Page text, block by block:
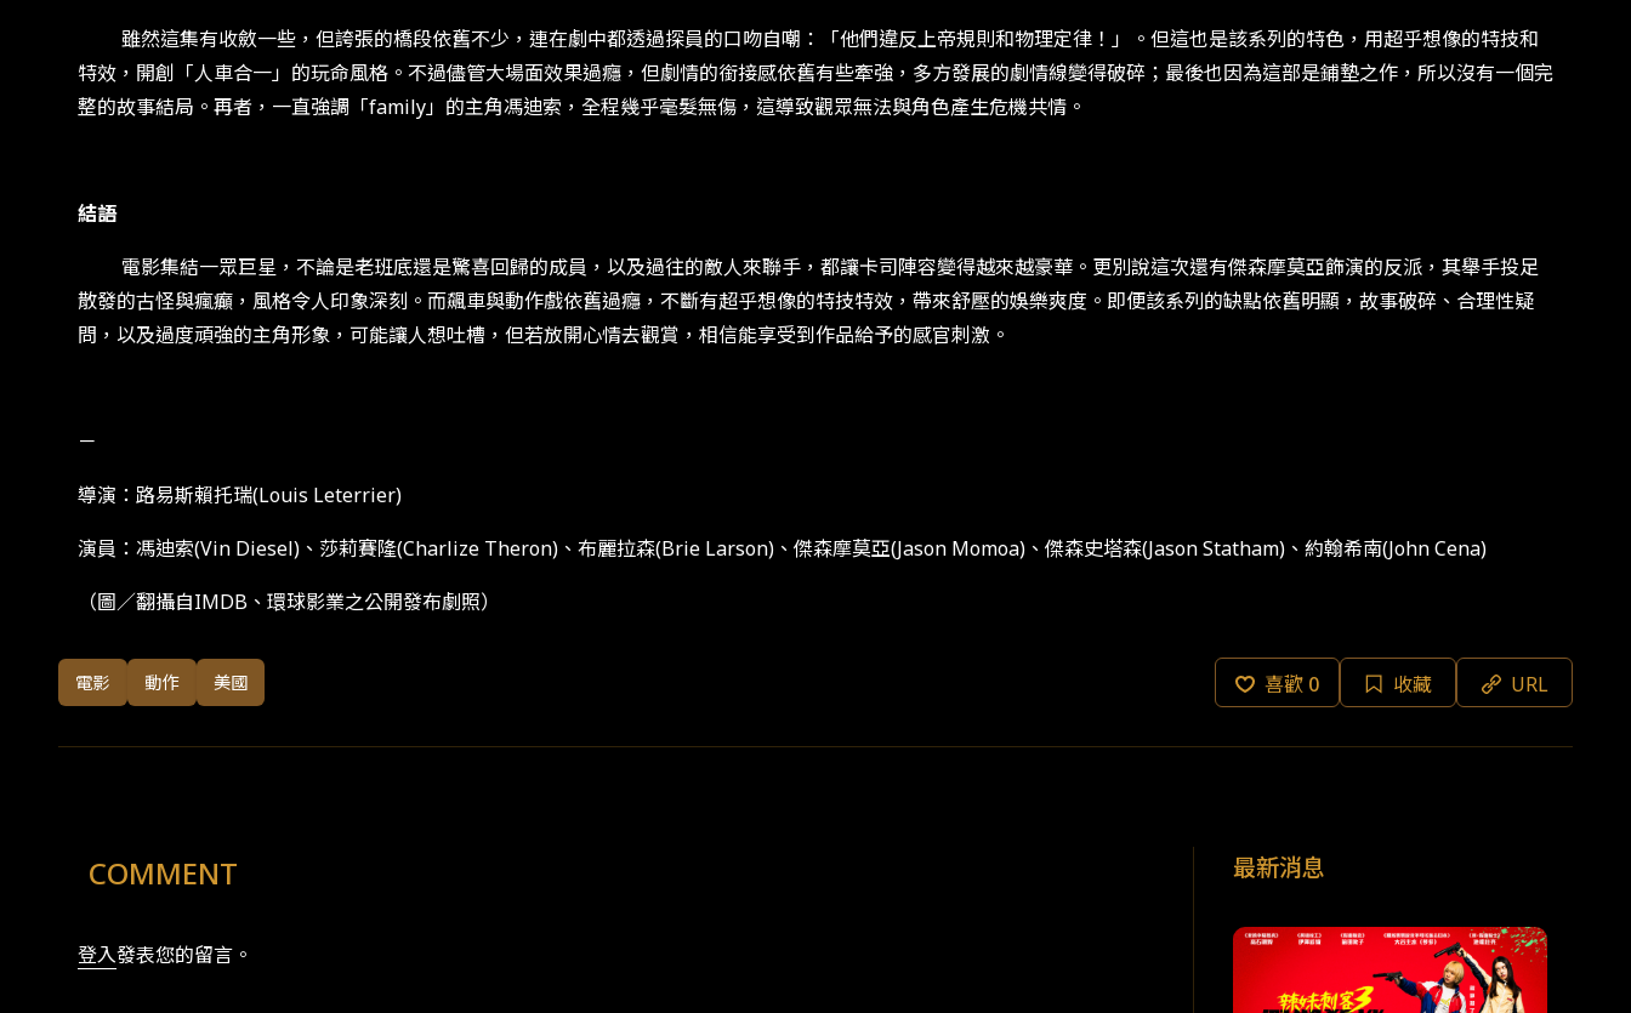
雖然這集有收斂一些，但誇張的橋段依舊不少，連在劇中都透過探員的口吻自嘲：「他們違反上帝規則和物理定律！」。但這也是該系列的特色，用超乎想像的特技和
特效，開創「人車合一」的玩命風格。不過儘管大場面效果過癮，但劇情的銜接感依舊有些牽強，多方發展的劇情線變得破碎；最後也因為這部是鋪墊之作，所以沒有一個完
整的故事結局。再者，一直強調「family」的主角馮迪索，全程幾乎毫髮無傷，這導致觀眾無法與角色產生危機共情。
結語
電影集結一眾巨星，不論是老班底還是驚喜回歸的成員，以及過往的敵人來聯手，都讓卡司陣容變得越來越豪華。更別說這次還有傑森摩莫亞飾演的反派，其舉手投足
散發的古怪與瘋癲，風格令人印象深刻。而飆車與動作戲依舊過癮，不斷有超乎想像的特技特效，帶來舒壓的娛樂爽度。即便該系列的缺點依舊明顯，故事破碎、合理性疑
問，以及過度頑強的主角形象，可能讓人想吐槽，但若放開心情去觀賞，相信能享受到作品給予的感官刺激。
－
導演：路易斯賴托瑞(Louis Leterrier)
演員：馮迪索(Vin Diesel)、莎莉賽隆(Charlize Theron)、布麗拉森(Brie Larson)、傑森摩莫亞(Jason Momoa)、傑森史塔森(Jason Statham)、約翰希南(John Cena)
（圖／翻攝自IMDB、環球影業之公開發布劇照）
電影 動作 美國 喜歡 0 收藏 URL
COMMENT
登入發表您的留言。
最新消息